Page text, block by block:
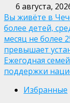
6 августа,
Вы живёте в
более детей,
месяц не более
превышает
Ежегодная
поддержки
Избранные